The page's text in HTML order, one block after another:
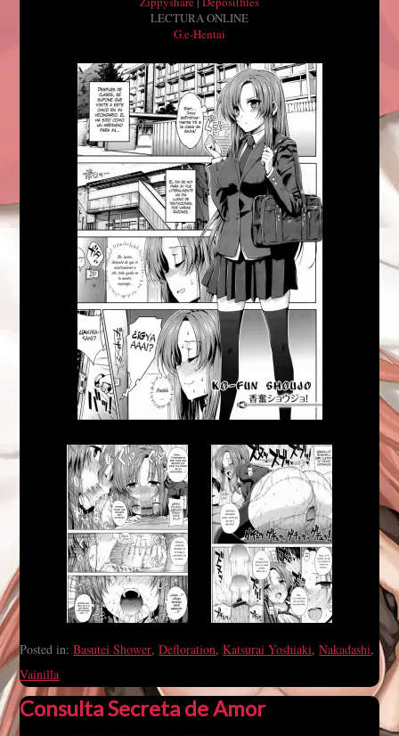
LECTURA ONLINE
G.e-Hentai
Posted in:Basutei Shower,Defloration,Katsurai Yoshiaki,Nakadashi,
Vainilla
Consulta Secreta de Amor